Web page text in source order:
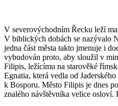
V severovýchodním Řecku leží
V biblických dobách se nazývalo
jedna část města takto jmenuje i
vybudován proto, aby sloužil v
Filipis, ležícímu na starověké
Egnatia, která vedla od
k Bosporu. Město Filipis je dnes
znalého návštěvníka velice osloví.